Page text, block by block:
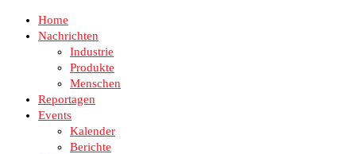
Home
Nachrichten
Industrie
Produkte
Menschen
Reportagen
Events
Kalender
Berichte